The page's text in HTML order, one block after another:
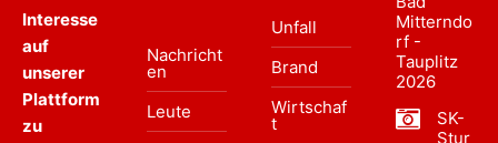
Interesse
auf
unserer
Plattform
zu
Nachricht
en
Leute
Unfall
Brand
Wirtschaf
t
Mitterndo
rf -
Tauplitz
2026
SK-
Stur